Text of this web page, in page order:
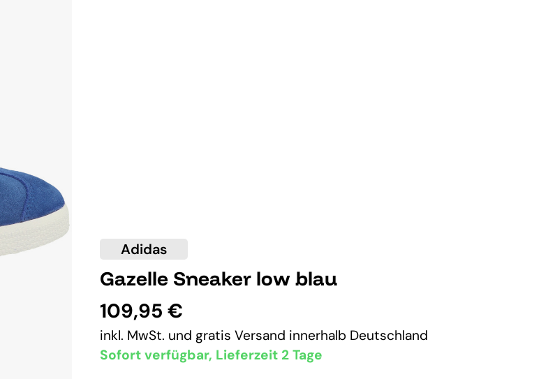
Adidas
Gazelle Sneaker low blau
109,95 €
inkl. MwSt. und gratis Versand innerhalb Deutschland
Sofort verfügbar, Lieferzeit 2 Tage